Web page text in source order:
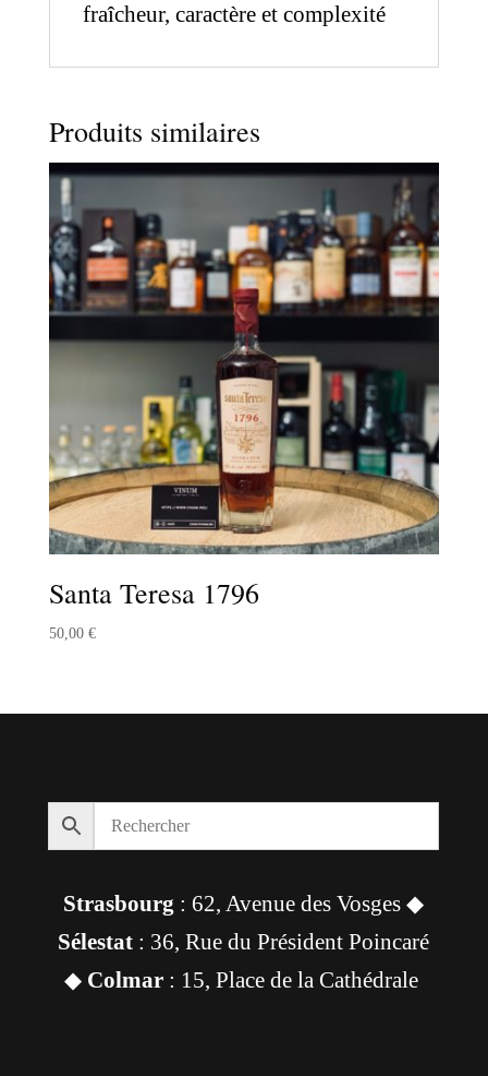
fraîcheur, caractère et complexité
Produits similaires
Santa Teresa 1796
50,00 €
Strasbourg : 62, Avenue des Vosges ◆
Sélestat : 36, Rue du Président Poincaré
◆ Colmar: 15, Place de la Cathédrale